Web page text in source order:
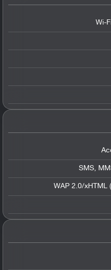
Wi-
SMS,
WAP 2.0/xHTML